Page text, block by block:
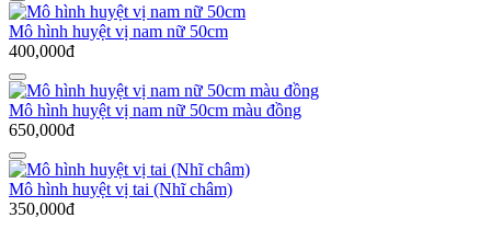
Mô hình huyệt vị nam nữ 50cm
400,000đ
Mô hình huyệt vị nam nữ 50cm màu đồng
650,000đ
Mô hình huyệt vị tai (Nhĩ châm)
350,000đ